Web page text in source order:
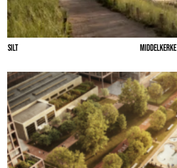
SILT MIDDELKERKE